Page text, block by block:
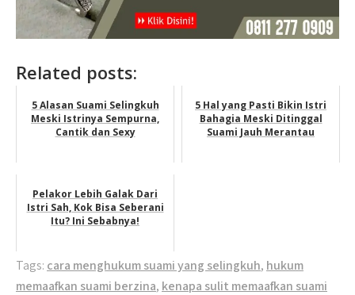
Related posts:
5 Alasan Suami Selingkuh
Meski Istrinya Sempurna,
Cantik dan Sexy
5 Hal yang Pasti Bikin Istri
Bahagia Meski Ditinggal
Suami Jauh Merantau
Pelakor Lebih Galak Dari
Istri Sah, Kok Bisa Seberani
Itu? Ini Sebabnya!
Tags: cara menghukum suami yang selingkuh, hukum
memaafkan suami berzina, kenapa sulit memaafkan suami